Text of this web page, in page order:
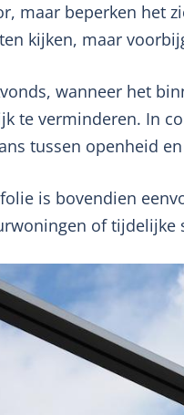
maar beperken het
kijken, maar
wanneer het
te verminderen. In
tussen openheid
is bovendien
of tijdelijke